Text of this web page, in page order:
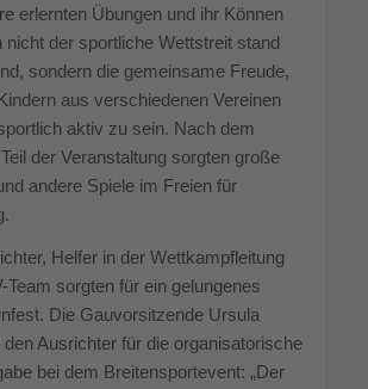
erlernten Übungen und ihr Können
nicht der sportliche Wettstreit stand
sondern die gemeinsame Freude,
aus verschiedenen Vereinen
aktiv zu sein. Nach dem
der Veranstaltung sorgten große
andere Spiele im Freien für
Helfer in der Wettkampfleitung
Team sorgten für ein gelungenes
Die Gauvorsitzende Ursula
den Ausrichter für die organisatorische
bei dem Breitensportevent: „Der